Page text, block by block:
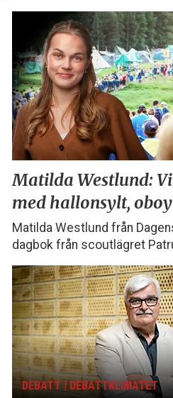
Matilda Westlund:
med hallonsylt,
Matilda Westlund från
dagbok från scoutlägret
DEBATT | DEBATTKLIMATET